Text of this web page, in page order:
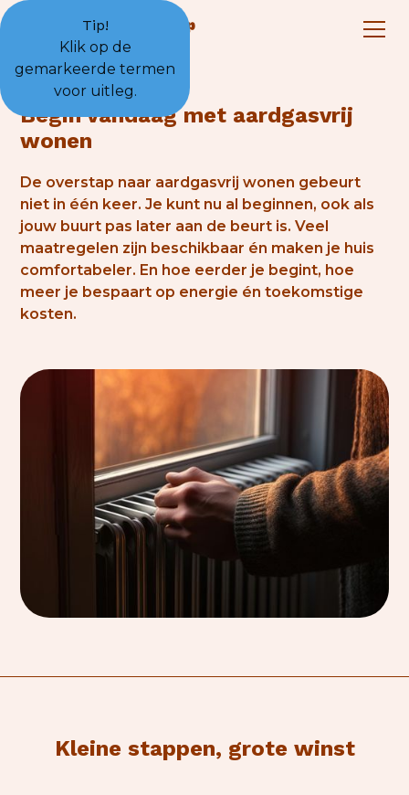
Tip!
Klik op de
gemarkeerde termen
voor uitleg.
Begin vandaag met aardgasvrij
wonen
De overstap naar aardgasvrij wonen gebeurt
niet in één keer. Je kunt nu al beginnen, ook als
jouw buurt pas later aan de beurt is. Veel
maatregelen zijn beschikbaar én maken je huis
comfortabeler. En hoe eerder je begint, hoe
meer je bespaart op energie én toekomstige
kosten.
Kleine stappen, grote winst